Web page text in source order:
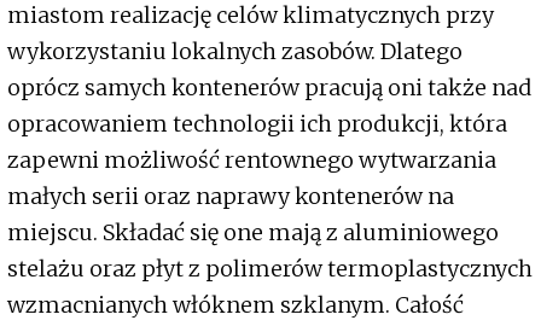
miastom realizację celów klimatycznych przy
wykorzystaniu lokalnych zasobów. Dlatego
oprócz samych kontenerów pracują oni także nad
opracowaniem technologii ich produkcji, która
zapewni możliwość rentownego wytwarzania
małych serii oraz naprawy kontenerów na
miejscu. Składać się one mają z aluminiowego
stelażu oraz płyt z polimerów termoplastycznych
wzmacnianych włóknem szklanym. Całość